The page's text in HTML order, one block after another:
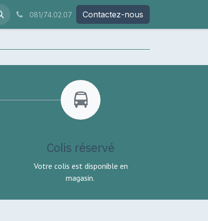
081/74.02.07 Contactez-nous
Colis réservé
Votre colis est disponible en
magasin.